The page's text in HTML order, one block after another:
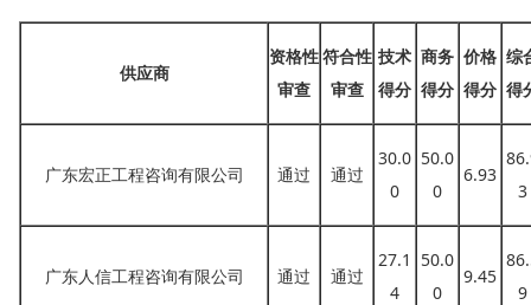
供应商
资格性
审查
符合性
审查
技术
得分
商务
得分
价格
得分
综
得
广东宏正工程咨询有限公司 通过 通过
30.0
0
50.0
0
6.93
3
广东人信工程咨询有限公司 通过 通过
27.1
4
50.0
0
9.45
9